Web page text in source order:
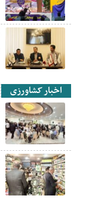
اخبار کشاورزی